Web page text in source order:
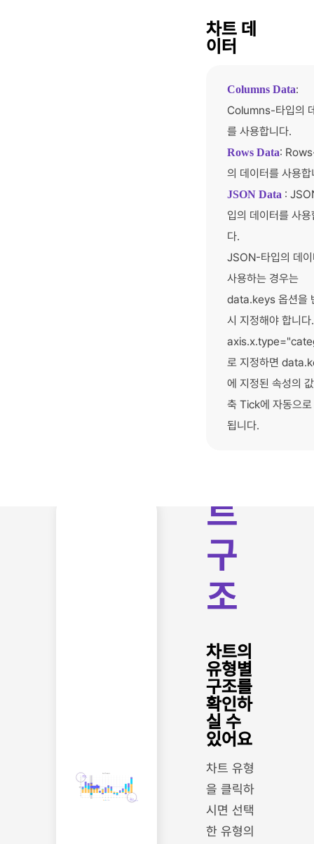
차트 데
이터
Columns Data:
Columns-타입의
를 사용합니다.
Rows Data:
의 데이터를 사용합
JSON Data :
입의 데이터를 사용
다.
JSON-타입의 데
사용하는 경우는
data.keys 옵션을
시 지정해야 합니다.
로 지정하면
에 지정된 속성의
축 Tick에 자동으로
됩니다.
트
구
조
차트의
유형별
구조를
확인하
실 수
있어요
차트 유형
을 클릭하
시면 선택
한 유형의